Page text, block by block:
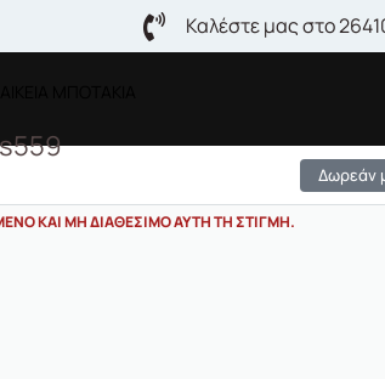
Καλέστε μας στο
Δωρεάν
ΚΑΙ ΜΗ ΔΙΑΘΈΣΙΜΟ ΑΥΤΉ ΤΗ ΣΤΙΓΜΉ.